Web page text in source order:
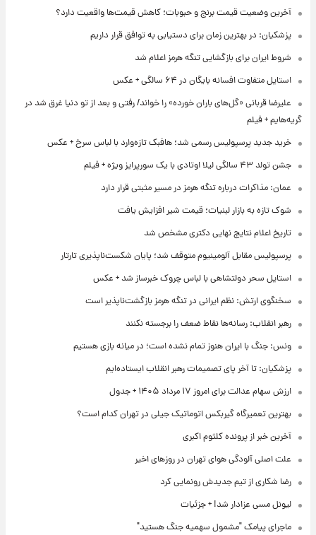
آخرین وضعیت قیمت برنج و حبوبات؛ کاهش قیمت‌ها واقعیت دارد؟
پزشکیان: در بهترین زمان برای دستیابی به توافق قرار داریم
شروط ایران برای بازگشایی تنگه هرمز اعلام شد
استایل متفاوت افسانه بایگان در ۶۴ سالگی + عکس
علیرضا قربانی «گل‌های باران خورده» را خواند/ رفتی و بعد از تو دنیا غرق شد در
گریه‌هایم + فیلم
خرید جدید پرسپولیس رسمی شد؛ هافبک تازه‌وارد با لباس سرخ + عکس
جشن تولد ۴۳ سالگی لیلا اوتادی با یک سورپرایز ویژه + فیلم
عمان: مذاکرات درباره تنگه هرمز در مسیر مثبتی قرار دارد
شوک تازه به بازار لبنیات؛ قیمت شیر افزایش یافت
تاریخ اعلام نتایج نهایی دکتری مشخص شد
پرسپولیس مقابل آلومینیوم متوقف شد؛ پایان شکست‌ناپذیری تارتار
استایل سحر دولتشاهی با لباس چروک خبرساز شد + عکس
سخنگوی ارتش: نظم ایرانی در تنگه هرمز بازگشت‌ناپذیر است
رهبر انقلاب: رسانه‌ها نقاط ضعف را برجسته نکنند
ونس: جنگ با ایران هنوز تمام نشده است؛ در میانه بازی هستیم
پزشکیان: تا آخر پای تصمیمات رهبر انقلاب ایستاده‌ایم
ارزش سهام عدالت برای امروز ۱۷ مرداد ۱۴۰۵ + جدول
بهترین تعمیرگاه گیربکس اتوماتیک جیلی در تهران کدام است؟
آخرین خبر از پرونده کلثوم اکبری
علت اصلی آلودگی هوای تهران در روزهای اخیر
رضا شکاری از تیم جدیدش رونمایی کرد
لیونل مسی عزادار شد! + جزئیات
ماجرای پیامک "مشمول سهمیه جنگ هستید"